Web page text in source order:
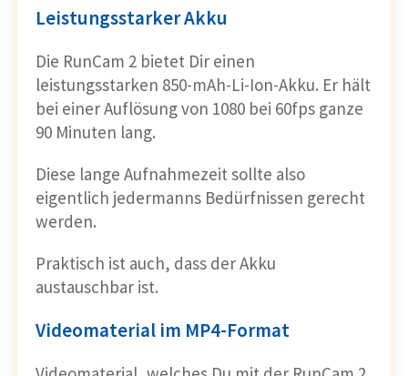
Leistungsstarker Akku
Die RunCam 2 bietet Dir einen
leistungsstarken 850-mAh-Li-Ion-Akku. Er hält
bei einer Auflösung von 1080 bei 60fps ganze
90 Minuten lang.
Diese lange Aufnahmezeit sollte also
eigentlich jedermanns Bedürfnissen gerecht
werden.
Praktisch ist auch, dass der Akku
austauschbar ist.
Videomaterial im MP4-Format